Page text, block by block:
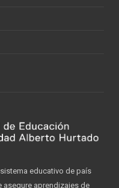
educativo de país
asegure aprendizajes de